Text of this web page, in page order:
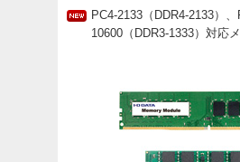
PC4-2133（DDR4-2133）
10600（DDR3-1333）対応